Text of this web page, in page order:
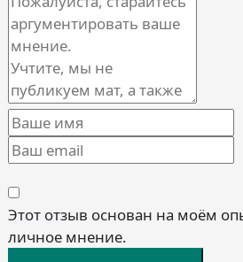
Этот отзыв основан на моём
личное мнение.